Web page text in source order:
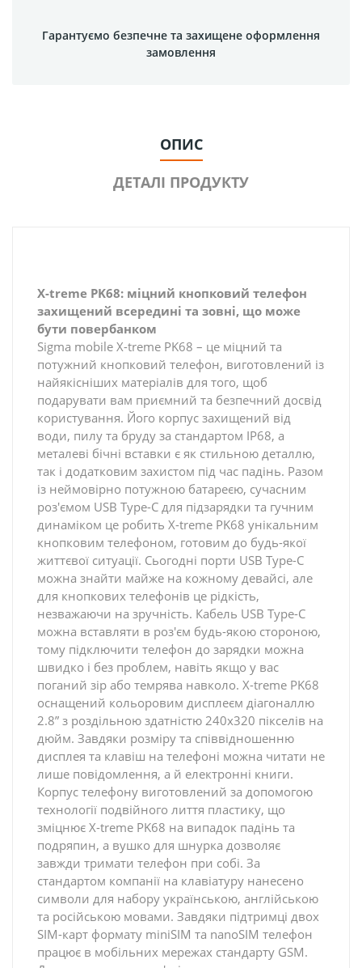
Гарантуємо безпечне та захищене оформлення
замовлення
ОПИС
ДЕТАЛІ ПРОДУКТУ
X-treme PK68: міцний кнопковий телефон
захищений всередині та зовні, що може
бути повербанком
Sigma mobile X-treme PK68 – це міцний та
потужний кнопковий телефон, виготовлений із
найякісніших матеріалів для того, щоб
подарувати вам приємний та безпечний досвід
користування. Його корпус захищений від
води, пилу та бруду за стандартом IP68, а
металеві бічні вставки є як стильною деталлю,
так і додатковим захистом під час падінь. Разом
із неймовірно потужною батареєю, сучасним
роз'ємом USB Type-C для підзарядки та гучним
динаміком це робить X-treme PK68 унікальним
кнопковим телефоном, готовим до будь-якої
життєвої ситуації. Сьогодні порти USB Type-C
можна знайти майже на кожному девайсі, але
для кнопкових телефонів це рідкість,
незважаючи на зручність. Кабель USB Type-C
можна вставляти в роз'єм будь-якою стороною,
тому підключити телефон до зарядки можна
швидко і без проблем, навіть якщо у вас
поганий зір або темрява навколо. X-treme PK68
оснащений кольоровим дисплеєм діагоналлю
2.8” з роздільною здатністю 240х320 пікселів на
дюйм. Завдяки розміру та співвідношенню
дисплея та клавіш на телефоні можна читати не
лише повідомлення, а й електронні книги.
Корпус телефону виготовлений за допомогою
технології подвійного лиття пластику, що
зміцнює X-treme PK68 на випадок падінь та
подряпин, а вушко для шнурка дозволяє
завжди тримати телефон при собі. За
стандартом компанії на клавіатуру нанесено
символи для набору українською, англійською
та російською мовами. Завдяки підтримці двох
SIM-карт формату miniSIM та nanoSIM телефон
працює в мобільних мережах стандарту GSM.